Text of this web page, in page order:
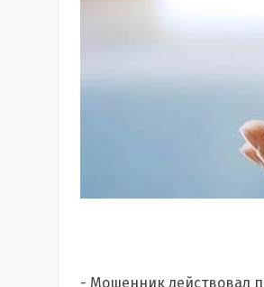
- Мошенник действовал